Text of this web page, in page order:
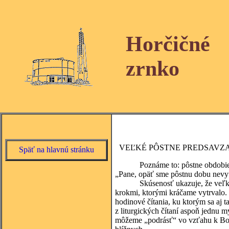
Horčičné
zrnko
Späť na hlavnú stránku
VEĽKÉ PÔSTNE
Poznáme to: pôstne obdobie
„Pane, opäť sme pôstnu dobu
Skúsenosť ukazuje, že veľké
krokmi, ktorými kráčame vytrvalo.
hodinové čítania, ku ktorým sa aj
z liturgických čítaní aspoň jednu
môžeme „podrásť“ vo vzťahu k